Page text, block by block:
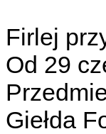
Firlej
Od 29
Giełda